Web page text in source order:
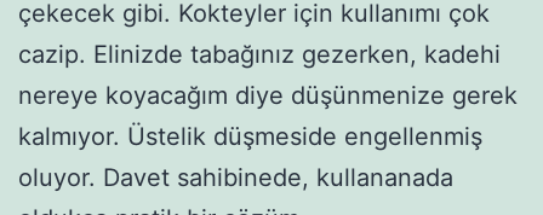
çekecek gibi. Kokteyler için kullanımı çok
cazip. Elinizde tabağınız gezerken, kadehi
nereye koyacağım diye düşünmenize gerek
kalmıyor. Üstelik düşmeside engellenmiş
oluyor. Davet sahibinede, kullananada